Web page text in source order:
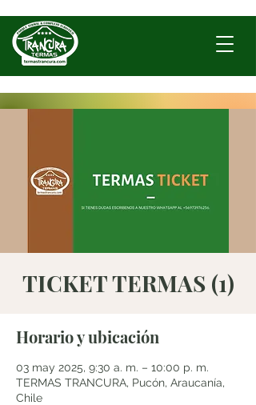
TICKET TERMAS (1)
Horario y ubicación
03 may 2025, 9:30 a. m. – 10:00 p. m.
TERMAS TRANCURA, Pucón, Araucanía,
Chile